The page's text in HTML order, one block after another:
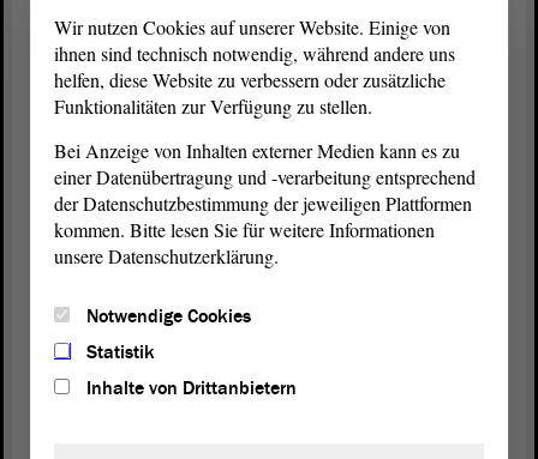
Aufgrund unserer Anmerkungen stimmen wir einer
Überweisung zu.
Vizepräsident Wulf Gallert:
Frau Eisenreich.
Aber wir haben noch ein wenig Kritik.
Wir nutzen Cookies auf unserer Website. Einige von
ihnen sind technisch notwendig, während andere uns
helfen, diese Website zu verbessern oder zusätzliche
Funktionalitäten zur Verfügung zu stellen.
Bei Anzeige von Inhalten externer Medien kann es zu
einer Datenübertragung und -verarbeitung entsprechend
der Datenschutzbestimmung der jeweiligen Plattformen
kommen. Bitte lesen Sie für weitere Informationen
unsere Datenschutzerklärung.
Notwendige Cookies
Statistik
Inhalte von Drittanbietern